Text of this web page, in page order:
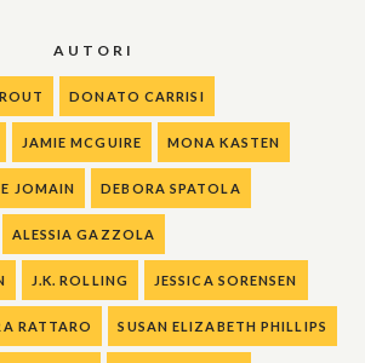
AUTORI
DONATO CARRISI
JAMIE MCGUIRE MONA KASTEN
JOMAIN DEBORA SPATOLA
ALESSIA GAZZOLA
J.K. ROLLING JESSICA SORENSEN
RATTARO SUSAN ELIZABETH PHILLIPS